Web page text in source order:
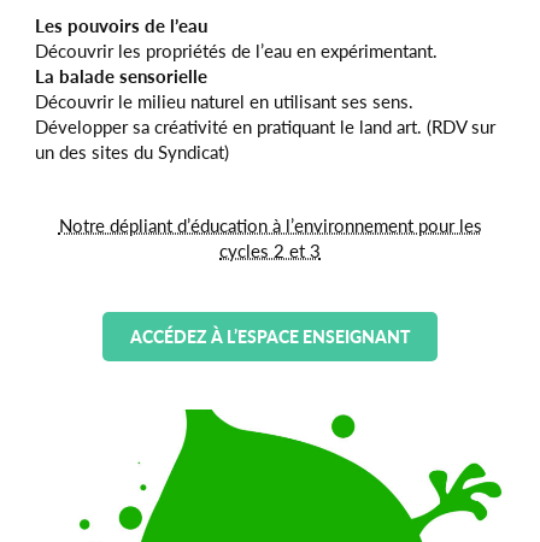
Les pouvoirs de l’eau
Découvrir les propriétés de l’eau en expérimentant.
La balade sensorielle
Découvrir le milieu naturel en utilisant ses sens.
Développer sa créativité en pratiquant le land art. (RDV sur
un des sites du Syndicat)
Notre dépliant d’éducation à l’environnement pour les
cycles 2 et 3
ACCÉDEZ À L’ESPACE ENSEIGNANT